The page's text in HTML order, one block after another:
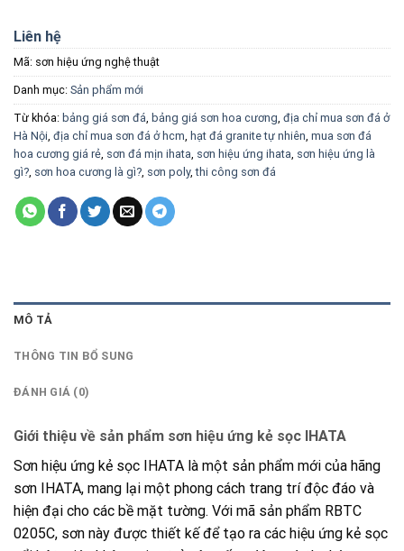
Liên hệ
Mã: sơn hiệu ứng nghệ thuật
Danh mục: Sản phẩm mới
Từ khóa: bảng giá sơn đá bảng giá sơn hoa cương địa chỉ mua sơn đá ở
Hà Nội địa chỉ mua sơn đá ở hcm hạt đá granite tự nhiên mua sơn đá
hoa cương giá rẻ sơn đá mịn ihata sơn hiệu ứng ihata sơn hiệu ứng là
gì? sơn hoa cương là gì? sơn poly,thi công sơn đá
MÔ TẢ
THÔNG TIN BỔ SUNG
ĐÁNH GIÁ (0)
Giới thiệu về sản phẩm sơn hiệu ứng kẻ sọc IHATA
Sơn hiệu ứng kẻ sọc IHATA là một sản phẩm mới của hãng
sơn IHATA, mang lại một phong cách trang trí độc đáo và
hiện đại cho các bề mặt tường. Với mã sản phẩm RBTC
0205C, sơn này được thiết kế để tạo ra các hiệu ứng kẻ sọc